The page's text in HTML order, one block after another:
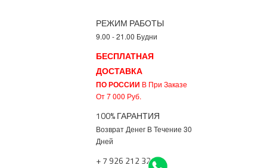
РЕЖИМ РАБОТЫ
9.00 - 21.00 Будни
БЕСПЛАТНАЯ
ДОСТАВКА
ПО РОССИИ В При Заказе
От 7 000 Руб.
100% ГАРАНТИЯ
Возврат Денег В Течение 30
Дней
+ 7 926 212 3217